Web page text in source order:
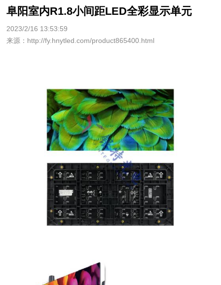
阜阳室内R1.8小间距LED全彩显示单元
2023/2/16 13:53:59
来源：http://fy.hnytled.com/product865400.html